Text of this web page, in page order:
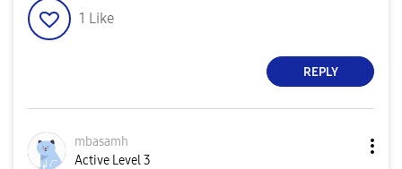
1 Like
REPLY
mbasamh
Active Level 3